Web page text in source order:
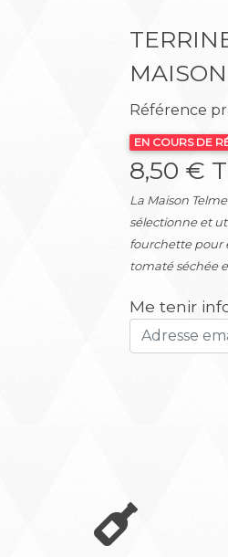
Référence
EN COURS DE
8,50 €
La Maison
sélectionne et
fourchette pour
tomaté séchée
Me tenir